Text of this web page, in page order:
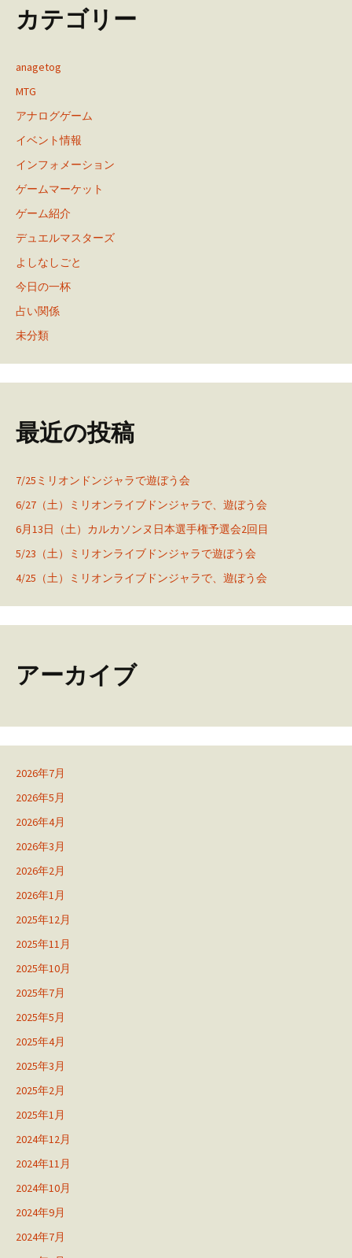
カテゴリー
anagetog
MTG
アナログゲーム
イベント情報
インフォメーション
ゲームマーケット
ゲーム紹介
デュエルマスターズ
よしなしごと
今日の一杯
占い関係
未分類
最近の投稿
7/25ミリオンドンジャラで遊ぼう会
6/27（土）ミリオンライブドンジャラで、遊ぼう会
6月13日（土）カルカソンヌ日本選手権予選会2回目
5/23（土）ミリオンライブドンジャラで遊ぼう会
4/25（土）ミリオンライブドンジャラで、遊ぼう会
アーカイブ
2026年7月
2026年5月
2026年4月
2026年3月
2026年2月
2026年1月
2025年12月
2025年11月
2025年10月
2025年7月
2025年5月
2025年4月
2025年3月
2025年2月
2025年1月
2024年12月
2024年11月
2024年10月
2024年9月
2024年7月